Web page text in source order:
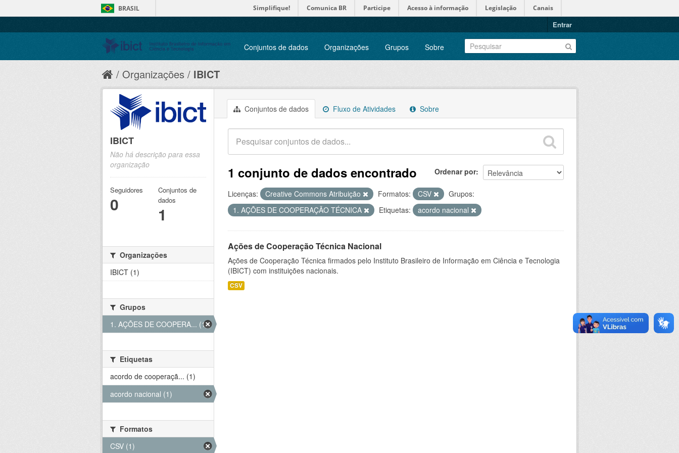
BRASIL Simplifique! Comunica BR Participe Acesso à informação Legislação Canais
Entrar
Conjuntos de dados Organizações Grupos Sobre
Organizações IBICT
Conjuntos de dados Fluxo de Atividades Sobre
Ordenar por
1 conjunto de dados encontrado
Licenças: Creative Commons Atribuição Formatos: CSV
Grupos:
1. AÇÕES DE COOPERAÇÃO TÉCNICA
Etiquetas: acordo nacional
Ações de Cooperação Técnica Nacional
Ações de Cooperação Técnica firmados pelo Instituto Brasileiro de Informação em Ciência e Tecnologia
(IBICT) com instituições nacionais.
CSV
IBICT
Não há descrição para essa
organização
Seguidores
0
Conjuntos de
dados
1
Organizações
IBICT (1)
Grupos
1. AÇÕES DE COOPERA... (1)
Etiquetas
acordo de cooperaçã... (1)
acordo nacional (1)
Formatos
CSV (1)